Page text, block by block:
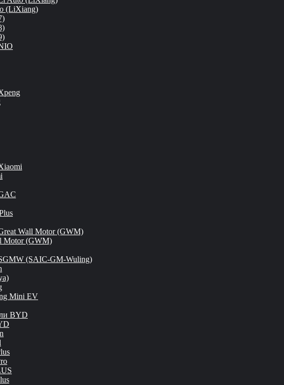
(LiXiang)
Wall Motor (GWM)
Motor (GWM)
(SAIC-GM-Wuling)
Mini EV
BYD